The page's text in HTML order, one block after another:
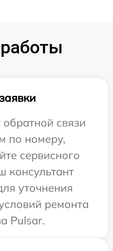
связи
по номеру,
сервисного
консультант
уточнения
ремонта
Pulsar.